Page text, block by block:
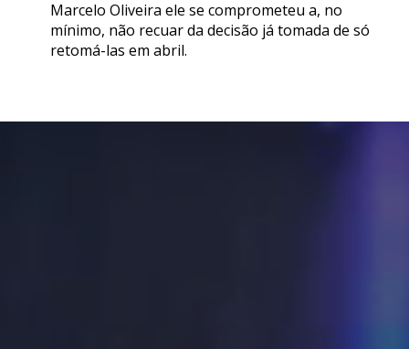
Marcelo Oliveira ele se comprometeu a, no
mínimo, não recuar da decisão já tomada de só
retomá-las em abril.